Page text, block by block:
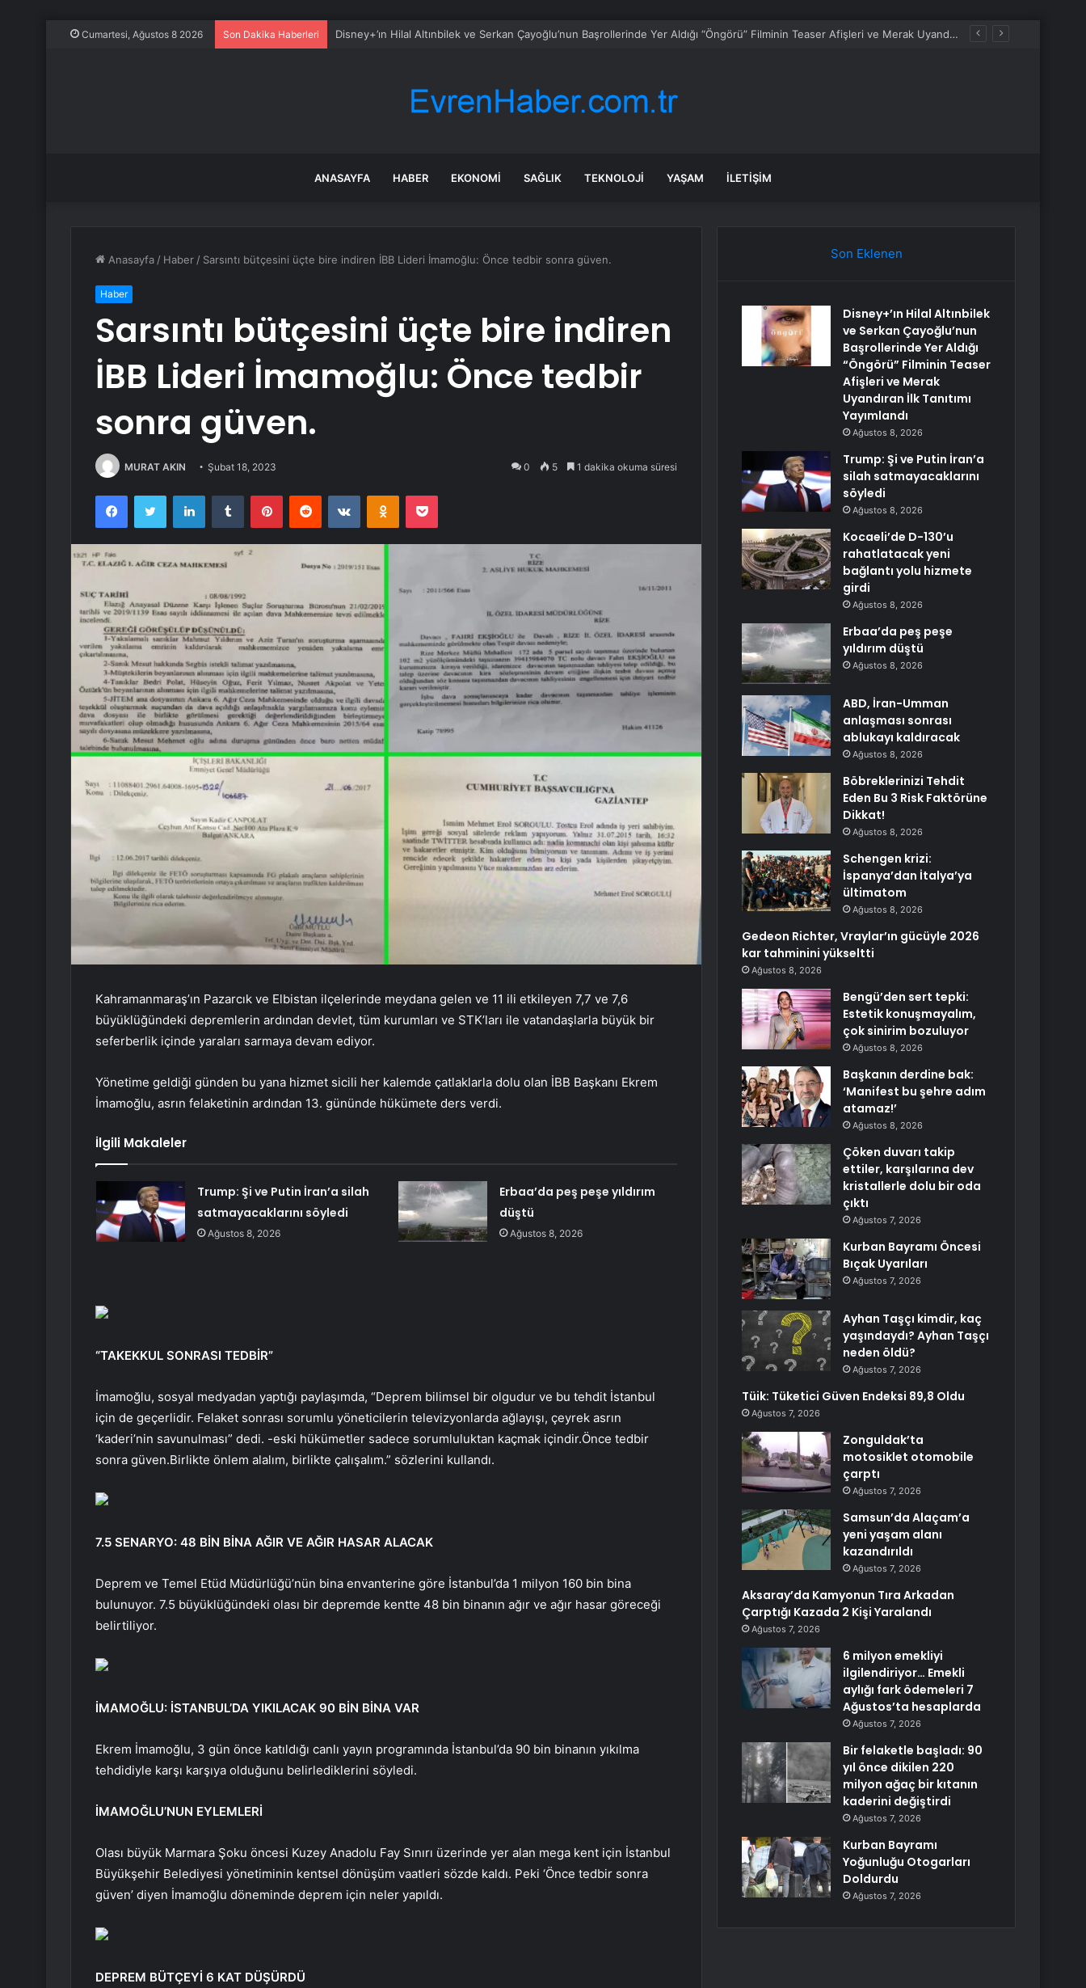
Cumartesi, Ağustos 8 2026 Son Dakika Haberleri Disney+’ın Hilal Altınbilek ve Serkan Çayoğlu’nun Başrollerinde Yer Aldığı “Öngörü” Filminin Teaser Afişleri ve Merak Uyandıran İlk Tanıtımı Yayımlandı
ANASAYFA HABER EKONOMI SAĞLIK TEKNOLOJI YAŞAM İLETIŞIM
Anasayfa / Haber / Sarsıntı bütçesini üçte bire indiren İBB Lideri İmamoğlu: Önce tedbir sonra güven.
Haber
Sarsıntı bütçesini üçte bire indiren
İBB Lideri İmamoğlu: Önce tedbir
sonra güven.
MURAT AKIN Şubat 18, 2023 0 5 1 dakika okuma süresi
FacebookTwitter LinkedInTumblr PinterestReddit VKontakteOdnoklassniki
Pocket
Kahramanmaraş’ın Pazarcık ve Elbistan ilçelerinde meydana gelen ve 11 ili etkileyen 7,7 ve 7,6
büyüklüğündeki depremlerin ardından devlet, tüm kurumları ve STK’ları ile vatandaşlarla büyük bir
seferberlik içinde yaraları sarmaya devam ediyor.
Yönetime geldiği günden bu yana hizmet sicili her kalemde çatlaklarla dolu olan İBB Başkanı Ekrem
İmamoğlu, asrın felaketinin ardından 13. gününde hükümete ders verdi.
İlgili Makaleler
Trump: Şi ve Putin İran’a silah
satmayacaklarını söyledi
Ağustos 8, 2026
Erbaa’da peş peşe yıldırım
düştü
Ağustos 8, 2026
“TAKEKKUL SONRASI TEDBİR”
İmamoğlu, sosyal medyadan yaptığı paylaşımda, “Deprem bilimsel bir olgudur ve bu tehdit İstanbul
için de geçerlidir. Felaket sonrası sorumlu yöneticilerin televizyonlarda ağlayışı, çeyrek asrın
‘kaderi’nin savunulması” dedi. -eski hükümetler sadece sorumluluktan kaçmak içindir.Önce tedbir
sonra güven.Birlikte önlem alalım, birlikte çalışalım.” sözlerini kullandı.
7.5 SENARYO: 48 BİN BİNA AĞIR VE AĞIR HASAR ALACAK
Deprem ve Temel Etüd Müdürlüğü’nün bina envanterine göre İstanbul’da 1 milyon 160 bin bina
bulunuyor. 7.5 büyüklüğündeki olası bir depremde kentte 48 bin binanın ağır ve ağır hasar göreceği
belirtiliyor.
İMAMOĞLU: İSTANBUL’DA YIKILACAK 90 BİN BİNA VAR
Ekrem İmamoğlu, 3 gün önce katıldığı canlı yayın programında İstanbul’da 90 bin binanın yıkılma
tehdidiyle karşı karşıya olduğunu belirlediklerini söyledi.
İMAMOĞLU’NUN EYLEMLERİ
Olası büyük Marmara Şoku öncesi Kuzey Anadolu Fay Sınırı üzerinde yer alan mega kent için İstanbul
Büyükşehir Belediyesi yönetiminin kentsel dönüşüm vaatleri sözde kaldı. Peki ‘Önce tedbir sonra
güven’ diyen İmamoğlu döneminde deprem için neler yapıldı.
DEPREM BÜTÇEYİ 6 KAT DÜŞÜRDÜ
Son Eklenen
Disney+’ın Hilal Altınbilek
ve Serkan Çayoğlu’nun
Başrollerinde Yer Aldığı
“Öngörü” Filminin Teaser
Afişleri ve Merak
Uyandıran İlk Tanıtımı
Yayımlandı
Ağustos 8, 2026
Trump: Şi ve Putin İran’a
silah satmayacaklarını
söyledi
Ağustos 8, 2026
Kocaeli’de D-130’u
rahatlatacak yeni
bağlantı yolu hizmete
girdi
Ağustos 8, 2026
Erbaa’da peş peşe
yıldırım düştü
Ağustos 8, 2026
ABD, İran-Umman
anlaşması sonrası
ablukayı kaldıracak
Ağustos 8, 2026
Böbreklerinizi Tehdit
Eden Bu 3 Risk Faktörüne
Dikkat!
Ağustos 8, 2026
Schengen krizi:
İspanya’dan İtalya’ya
ültimatom
Ağustos 8, 2026
Gedeon Richter, Vraylar’ın gücüyle 2026
kar tahminini yükseltti
Ağustos 8, 2026
Bengü’den sert tepki:
Estetik konuşmayalım,
çok sinirim bozuluyor
Ağustos 8, 2026
Başkanın derdine bak:
‘Manifest bu şehre adım
atamaz!’
Ağustos 8, 2026
Çöken duvarı takip
ettiler, karşılarına dev
kristallerle dolu bir oda
çıktı
Ağustos 7, 2026
Kurban Bayramı Öncesi
Bıçak Uyarıları
Ağustos 7, 2026
Ayhan Taşçı kimdir, kaç
yaşındaydı? Ayhan Taşçı
neden öldü?
Ağustos 7, 2026
Tüik: Tüketici Güven Endeksi 89,8 Oldu
Ağustos 7, 2026
Zonguldak’ta
motosiklet otomobile
çarptı
Ağustos 7, 2026
Samsun’da Alaçam’a
yeni yaşam alanı
kazandırıldı
Ağustos 7, 2026
Aksaray’da Kamyonun Tıra Arkadan
Çarptığı Kazada 2 Kişi Yaralandı
Ağustos 7, 2026
6 milyon emekliyi
ilgilendiriyor… Emekli
aylığı fark ödemeleri 7
Ağustos’ta hesaplarda
Ağustos 7, 2026
Bir felaketle başladı: 90
yıl önce dikilen 220
milyon ağaç bir kıtanın
kaderini değiştirdi
Ağustos 7, 2026
Kurban Bayramı
Yoğunluğu Otogarları
Doldurdu
Ağustos 7, 2026